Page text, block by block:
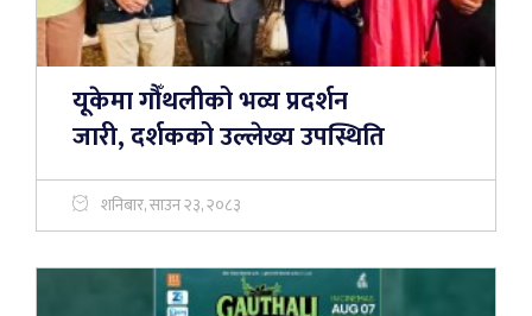
यूकेमा गौँथलीको भव्य प्रदर्शन
जारी, दर्शकको उल्लेख्य उपस्थिति
शनिबार, साउन २३, २०८३